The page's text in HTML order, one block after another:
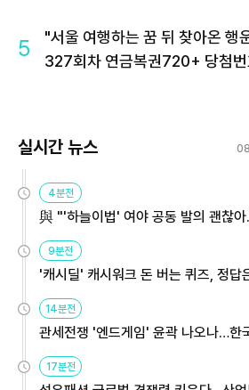
5
"서울 여행하는 꿈 뒤 찾아온 행
327회차 연금복권720+ 당첨번
실시간 뉴스
4분전
與 "'하늘이법' 여야 공동 발의 괜찮
9분전
'캐시딜' 캐시워크 돈 버는 퀴즈, 정답
14분전
관세전쟁 '엔드게임' 윤곽 나오나…한
17분전